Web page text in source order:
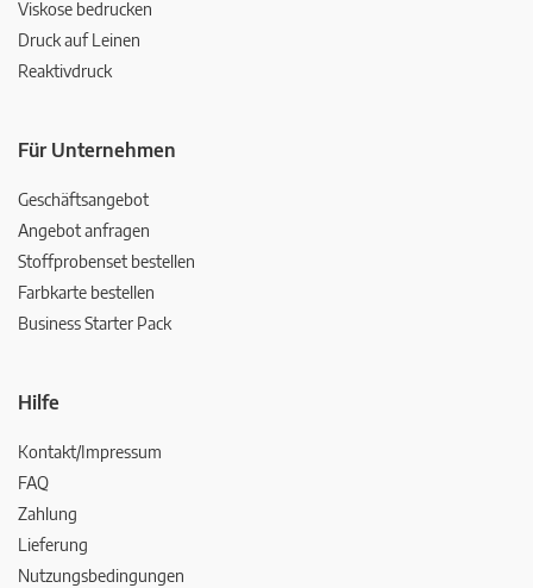
Viskose bedrucken
Druck auf Leinen
Reaktivdruck
Für Unternehmen
Geschäftsangebot
Angebot anfragen
Stoffprobenset bestellen
Farbkarte bestellen
Business Starter Pack
Hilfe
Kontakt/Impressum
FAQ
Zahlung
Lieferung
Nutzungsbedingungen